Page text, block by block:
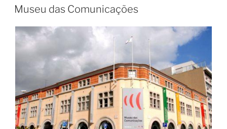
EM
Museu das Comunicações